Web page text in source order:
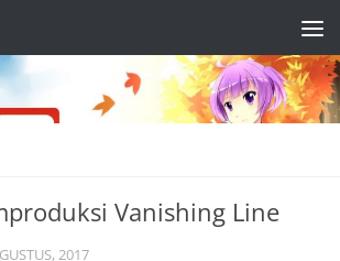
Vanishing Line
2017